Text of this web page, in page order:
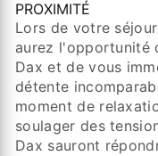
PROXIMITÉ
Lors de votre
aurez l'opportunité
Dax et de vous
détente
moment de
soulager des
Dax sauront